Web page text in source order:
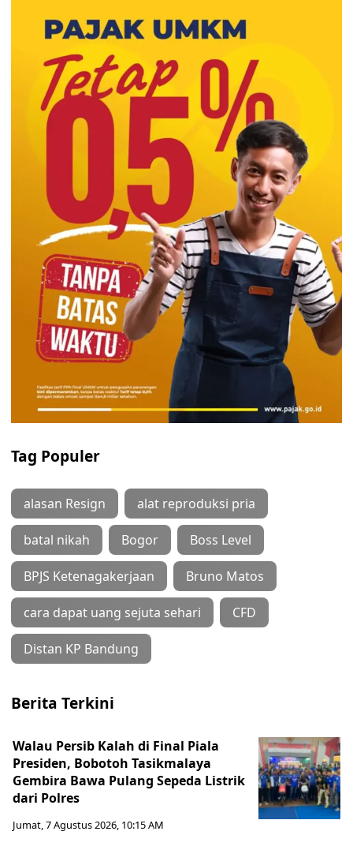
Tag Populer
alasan Resign alat reproduksi pria
batal nikah Bogor Boss Level
BPJS Ketenagakerjaan Bruno Matos
cara dapat uang sejuta sehari CFD
Distan KP Bandung
Berita Terkini
Walau Persib Kalah di Final Piala
Presiden, Bobotoh Tasikmalaya
Gembira Bawa Pulang Sepeda Listrik
dari Polres
Jumat, 7 Agustus 2026, 10:15 AM